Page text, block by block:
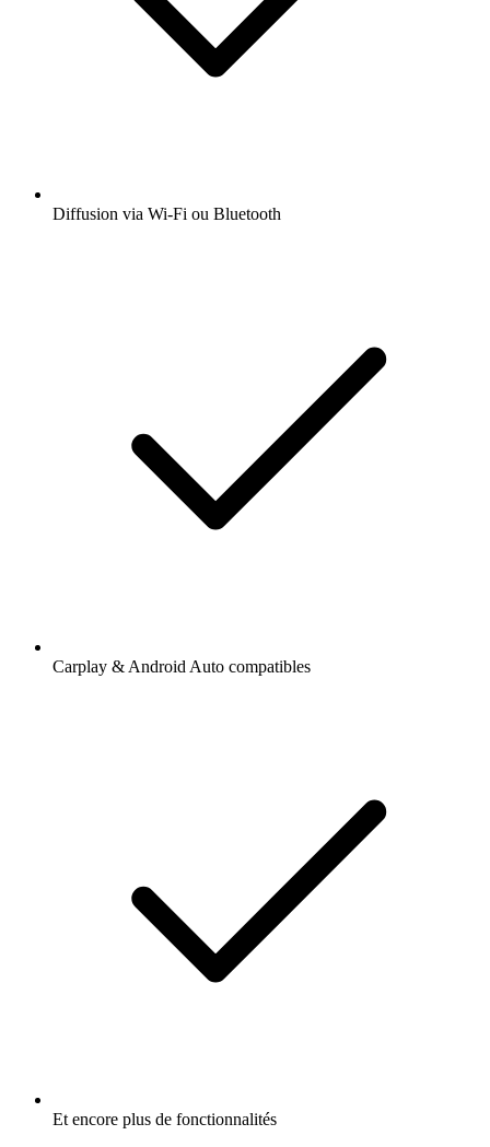
Diffusion via Wi-Fi ou Bluetooth
Carplay & Android Auto compatibles
Et encore plus de fonctionnalités